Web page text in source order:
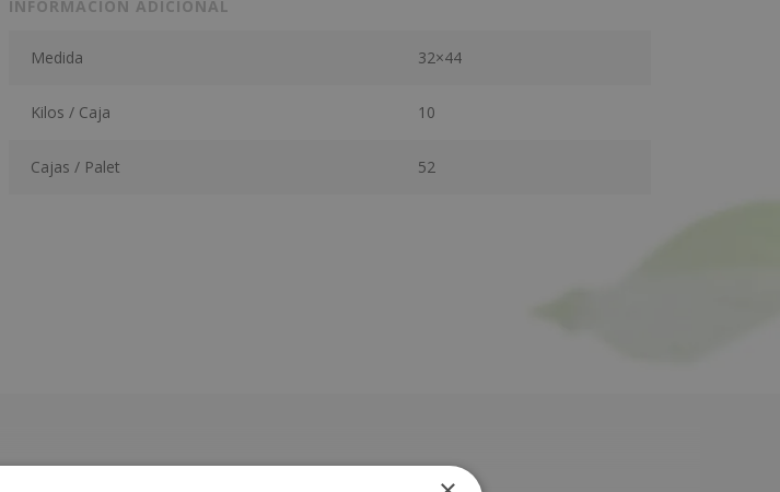
INFORMACIÓN ADICIONAL
Medida 32×44
Kilos / Caja 10
Cajas / Palet 52